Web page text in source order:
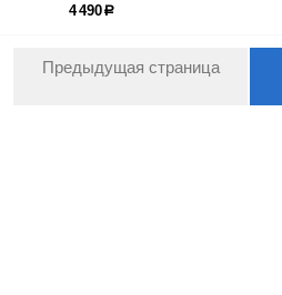
4 490р
Предыдущая страница